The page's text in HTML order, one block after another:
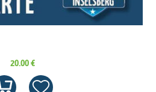
20.00 €